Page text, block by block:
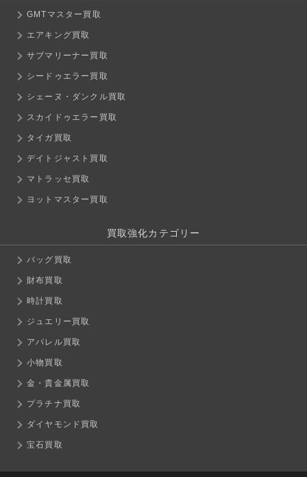
GMTマスター買取
エアキング買取
サブマリーナー買取
シードゥエラー買取
シェーヌ・ダンクル買取
スカイドゥエラー買取
タイガ買取
デイトジャスト買取
マトラッセ買取
ヨットマスター買取
買取強化カテゴリー
バッグ買取
財布買取
時計買取
ジュエリー買取
アパレル買取
小物買取
金・貴金属買取
プラチナ買取
ダイヤモンド買取
宝石買取